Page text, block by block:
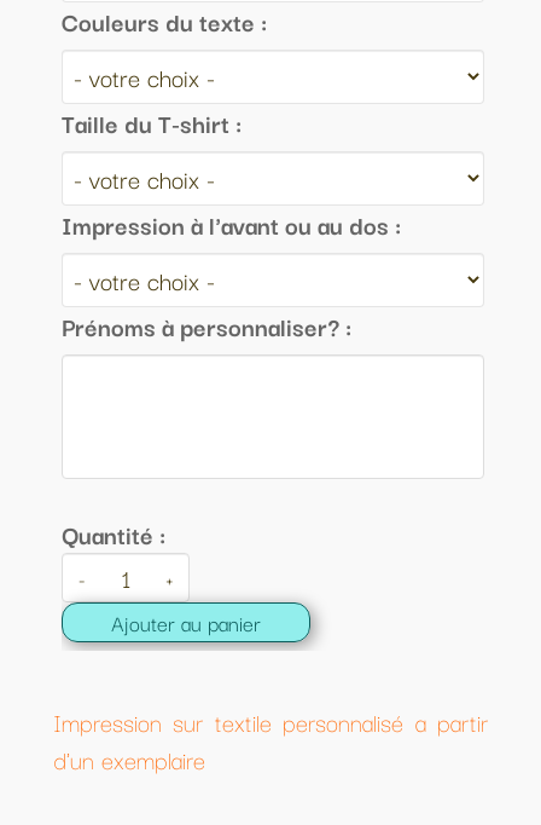
Couleurs du texte :
Taille du T-shirt :
Impression à l'avant ou au dos :
Prénoms à personnaliser? :
Quantité :
- +
Ajouter au panier
Impression sur textile personnalisé a partir
d'un exemplaire